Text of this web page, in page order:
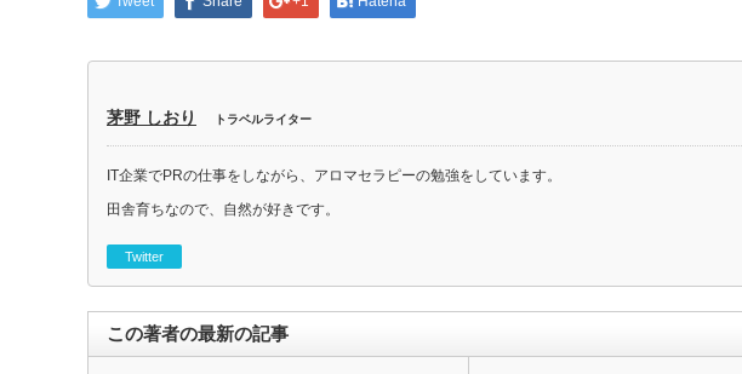
茅野 しおり トラベルライター
IT企業でPRの仕事をしながら、アロマセラピーの勉強をしています。
田舎育ちなので、自然が好きです。
Twitter
この著者の最新の記事